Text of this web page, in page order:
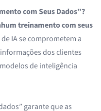
com Seus Dados”?
treinamento com seus
IA se comprometem a
dos clientes
de inteligência
garante que as